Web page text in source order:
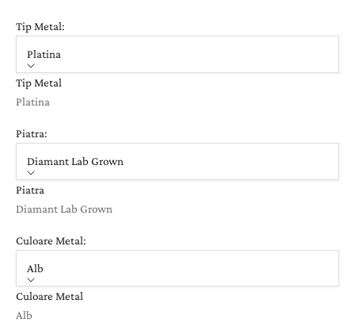
Tip Metal:
Platina
Tip Metal
Platina
Piatra:
Diamant Lab Grown
Piatra
Diamant Lab Grown
Culoare Metal:
Alb
Culoare Metal
Alb